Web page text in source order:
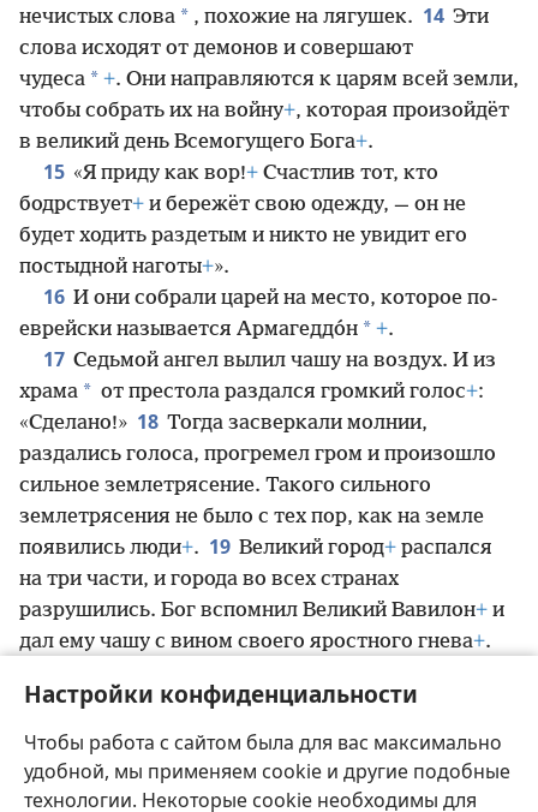
Настройки конфиденциальности
Чтобы работа с сайтом была для вас максимально
удобной, мы применяем cookie и другие подобные
технологии. Некоторые cookie необходимы для
нечистых слова * , похожие на лягушек. 14 Эти
слова исходят от демонов и совершают
чудеса * +. Они направляются к царям всей земли,
чтобы собрать их на войну+, которая произойдёт
в великий день Всемогущего Бога+.
15 «Я приду как вор!+ Счастлив тот, кто
бодрствует+ и бережёт свою одежду, — он не
будет ходить раздетым и никто не увидит его
постыдной наготы+».
16 И они собрали царей на место, которое по-
еврейски называется Армагеддо́н * +.
17 Седьмой ангел вылил чашу на воздух. И из
храма * от престола раздался громкий голос+:
«Сделано!» 18 Тогда засверкали молнии,
раздались голоса, прогремел гром и произошло
сильное землетрясение. Такого сильного
землетрясения не было с тех пор, как на земле
появились люди+. 19 Великий город+ распался
на три части, и города во всех странах
разрушились. Бог вспомнил Великий Вавилон+ и
дал ему чашу с вином своего яростного гнева+.
21 С неба на людей обрушился сильный град
весом с талант * +, и люди проклинали Бога за
этот град +, потому что наказание было очень
тяжёлым.